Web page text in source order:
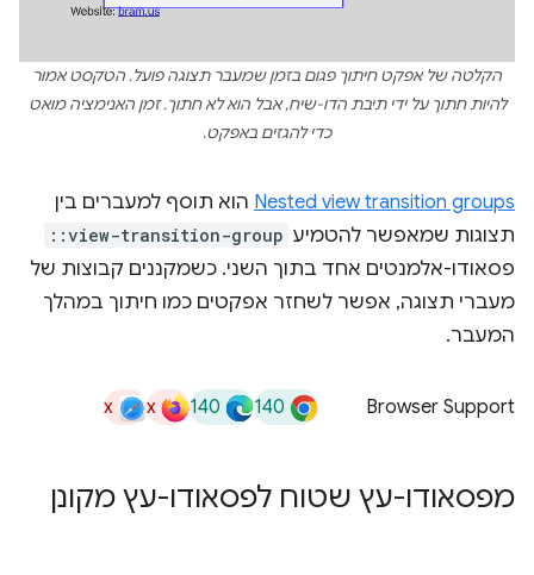
הקלטה של אפקט חיתוך פגום בזמן שמעבר תצוגה פועל. הטקסט אמור
להיות חתוך על ידי תיבת הדו-שיח, אבל הוא לא חתוך. זמן האנימציה מואט
כדי להגזים באפקט.
Nested view transition groups הוא תוסף למעברים בין
תצוגות שמאפשר להטמיע ::view-transition-group
פסאודו-אלמנטים אחד בתוך השני. כשמקננים קבוצות של
מעברי תצוגה, אפשר לשחזר אפקטים כמו חיתוך במהלך
המעבר.
Browser Support
140
140
x
x
מפסאודו-עץ שטוח לפסאודו-עץ מקונן